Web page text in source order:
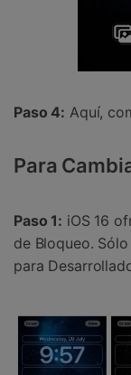
Paso 4: Aquí,
Para
Paso 1: iOS 16
de Bloqueo.
para